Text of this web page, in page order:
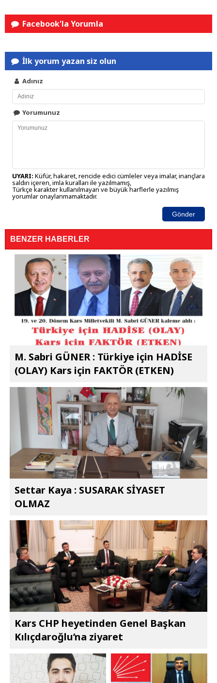
Facebook'la Yorumla
İlk yorum yazan siz olun
Adınız
Yorumunuz
UYARI: Küfür, hakaret, rencide edici cümleler veya imalar, inançlara
saldırı içeren, imla kuralları ile yazılmamış,
Türkçe karakter kullanılmayan ve büyük harflerle yazılmış
yorumlar onaylanmamaktadır.
Gönder
BENZER HABERLER
M. Sabri GÜNER : Türkiye için HADİSE
(OLAY) Kars için FAKTÖR (ETKEN)
Settar Kaya : SUSARAK SİYASET
OLMAZ
Kars CHP heyetinden Genel Başkan
Kılıçdaroğlu’na ziyaret